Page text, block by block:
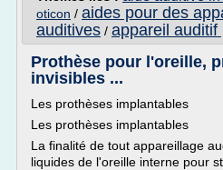
oticon / aides pour des
auditives / appareil auditif
Prothèse pour l'oreille,
invisibles ...
Les prothèses implantables
Les prothèses implantables
La finalité de tout appareillage
liquides de l'oreille interne pour